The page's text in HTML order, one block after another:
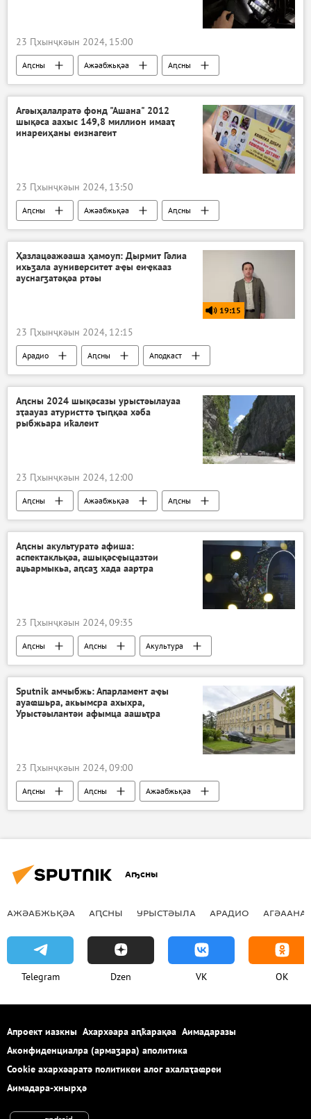
23 Ԥхынҷкәын 2024, 15:00
Аԥсны Ажәабжьқәа Аԥсны
Агәыҳалалратә фонд "Ашана" 2012
шықәса аахыс 149,8 миллион имааҭ
инареиҳаны еизнагеит
23 Ԥхынҷкәын 2024, 13:50
Аԥсны Ажәабжьқәа Аԥсны
Ҳазлацәажәаша ҳамоуп: Дырмит Гәлиа
ихьӡала ауниверситет аҿы еиҿкааз
ауснагӡатәқәа ртәы
19:15
23 Ԥхынҷкәын 2024, 12:15
Арадио Аԥсны
Аподкаст
Ҳазлацәажәаша ҳамоуп
Аԥсны 2024 шықәсазы урыстәылауаа
зҭаауаз атуристтә ҭыԥқәа хәба
рыбжьара иҟалеит
23 Ԥхынҷкәын 2024, 12:00
Аԥсны Ажәабжьқәа
Аԥсны
Аԥсшьара
Аԥсны акультуратә афиша:
аспектакльқәа, ашықәсҿыцазтәи
аџьармыкьа, аԥсаӡ хада аартра
23 Ԥхынҷкәын 2024, 09:35
Аԥсны Аԥсны Акультура
Sputnik амчыбжь: Апарламент аҿы
ауаҩшьра, акьымсра ахыхра,
Урыстәылантәи афымца аашьҭра
23 Ԥхынҷкәын 2024, 09:00
Аԥсны Аԥсны
Ажәабжьқәа
Ауаажәларра
Аҧсны
АЖӘАБЖЬҚӘА АԤСНЫ УРЫСТӘЫЛА АРАДИО
Telegram Dzen VK OK
Апроект иазкны Ахархәара аԥҟарақәа Аимадаразы
Аконфиденциалра (армаӡара) аполитика
Cookie ахархәаратә политикеи алог ахалаҭаҩреи
Аимадара-хнырҳә